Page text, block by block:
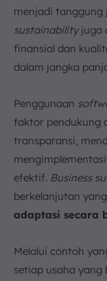
menjadi tanggung
sustainabilityjuga
finansial dan
dalam jangka
Penggunaan
faktor pendukung
transparansi,
efektif. Business
berkelanjutan yang
adaptasi secara
Melalui contoh
setiap usaha